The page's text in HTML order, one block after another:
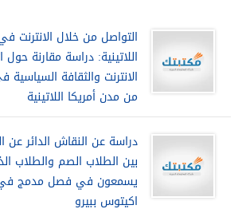
التواصل من خلال الانترنت
اللاتينية: دراسة مقارنة
الانترنت والثقافة السياسية
من مدن أمريكا اللاتينية
دراسة عن النقاش الدائر عن
بين الطلاب الصم والطلاب
يسمعون في فصل مدمج
اكيتوس ببيرو